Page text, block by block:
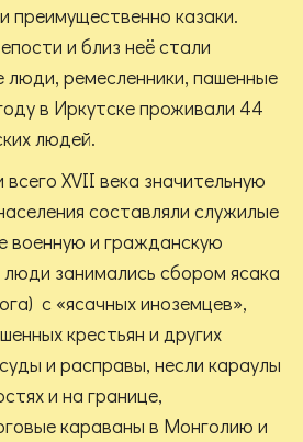
преимущественно казаки.
и близ неё стали
люди, ремесленники, пашенные
в Иркутске проживали 44
людей.
XVII века значительную
составляли служилые
и гражданскую
занимались сбором ясака
с «ясачных иноземцев»,
крестьян и других
и расправы, несли караулы
и на границе,
караваны в Монголию и